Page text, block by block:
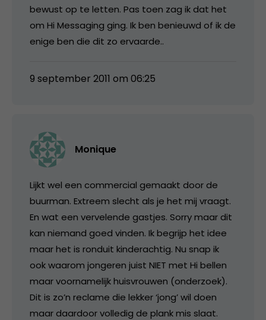
bewust op te letten. Pas toen zag ik dat het
om Hi Messaging ging. Ik ben benieuwd of ik de
enige ben die dit zo ervaarde..
9 september 2011 om 06:25
Monique
Lijkt wel een commercial gemaakt door de
buurman. Extreem slecht als je het mij vraagt.
En wat een vervelende gastjes. Sorry maar dit
kan niemand goed vinden. Ik begrijp het idee
maar het is ronduit kinderachtig. Nu snap ik
ook waarom jongeren juist NIET met Hi bellen
maar voornamelijk huisvrouwen (onderzoek).
Dit is zo’n reclame die lekker ‘jong’ wil doen
maar daardoor volledig de plank mis slaat.